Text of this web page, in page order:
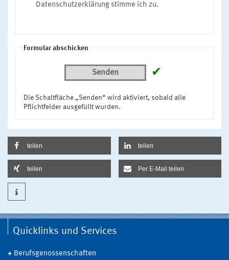
Datenschutzerklärung stimme ich zu.
Formular abschicken
Senden ✔
Die Schaltfläche „Senden“ wird aktiviert, sobald alle
Pflichtfelder ausgefüllt wurden.
teilen teilen
teilen Per E-Mail teilen
Quicklinks und Services
Berufsgenossenschaften